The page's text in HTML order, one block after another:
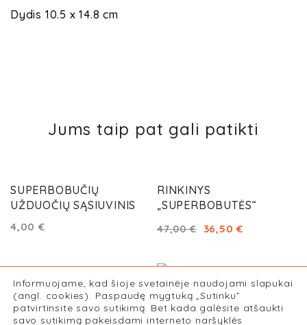
Dydis 10.5 x 14.8 cm
Jums taip pat gali patikti
SUPERBOBUČIŲ
UŽDUOČIŲ SĄSIUVINIS
4,00 €
RINKINYS
„SUPERBOBUTĖS“
47,00€ 36,50€
ŠIRDUKAI (SU DEFEKTU)
12,00€ 10,00€
SUPERBOBUČIŲ
LIPDUKAI „KAKTUSAS”
Informuojame, kad šioje svetainėje naudojami slapukai
(angl. cookies). Paspaudę mygtuką „Sutinku”
patvirtinsite savo sutikimą. Bet kada galėsite atšaukti
savo sutikimą pakeisdami interneto naršyklės